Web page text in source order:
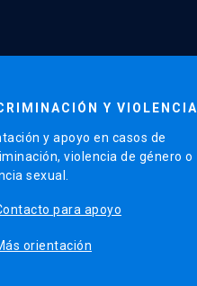
Y VIOLENCIA
y apoyo en casos de
violencia de género o
sexual.
para apoyo
orientación